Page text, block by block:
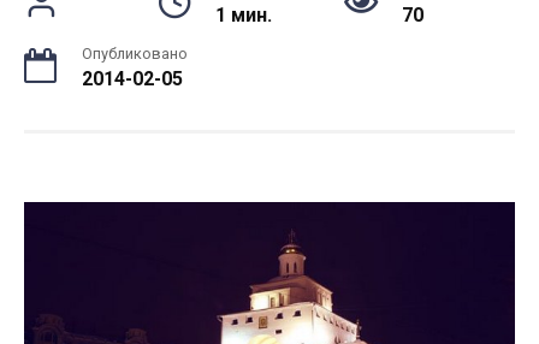
1 мин. 70
Опубликовано
2014-02-05